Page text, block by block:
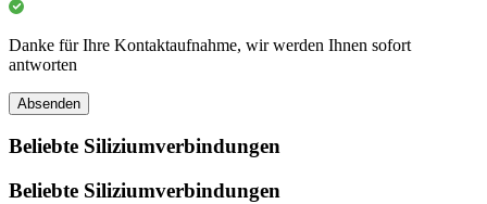
Danke für Ihre Kontaktaufnahme, wir werden Ihnen sofort
antworten
Absenden
Beliebte Siliziumverbindungen
Beliebte Siliziumverbindungen